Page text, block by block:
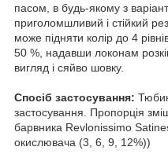
пасом, в будь-якому з
приголомшливий і стійкий
може підняти колір до 4
50 %, надавши локонам
вигляд і сяйво шовку.
Спосіб застосування:
застосування. Пропорція
барвника Revlonissimo
окислювача (3, 6, 9, 12%))